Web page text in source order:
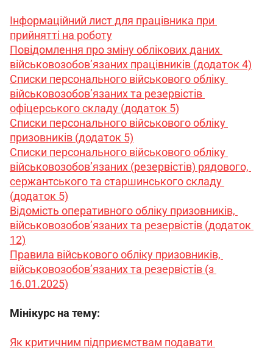
Інформаційний лист для працівника при
прийнятті на роботу
Повідомлення про зміну облікових даних
військовозобов’язаних працівників (додаток 4)
Списки персонального військового обліку
військовозобов’язаних та резервістів
офіцерського складу (додаток 5)
Списки персонального військового обліку
призовників (додаток 5)
Списки персонального військового обліку
військовозобов’язаних (резервістів) рядового,
сержантського та старшинського складу
(додаток 5)
Відомість оперативного обліку призовників,
військовозобов’язаних та резервістів (додаток
12)
Правила військового обліку призовників,
військовозобов’язаних та резервістів (з
16.01.2025)
Мінікурс на тему:
Як критичним підприємствам подавати